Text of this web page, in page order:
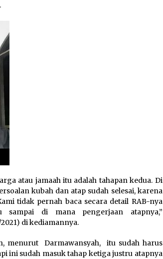
atau jamaah itu adalah tahapan kedua. Di
kubah dan atap sudah selesai, karena
tidak pernah baca secara detail RAB-nya
di mana pengerjaan atapnya,”
di kediamannya.
menurut Darmawansyah, itu sudah harus
ini sudah masuk tahap ketiga justru atapnya